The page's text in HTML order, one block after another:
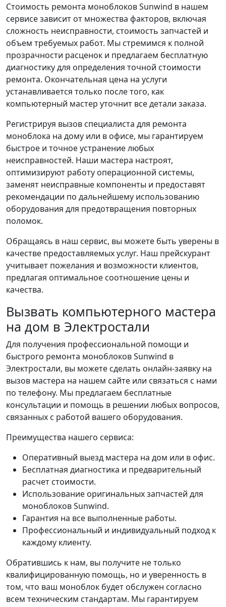
Стоимость ремонта моноблоков Sunwind в нашем
сервисе зависит от множества факторов, включая
сложность неисправности, стоимость запчастей и
объем требуемых работ. Мы стремимся к полной
прозрачности расценок и предлагаем бесплатную
диагностику для определения точной стоимости
ремонта. Окончательная цена на услуги
устанавливается только после того, как
компьютерный мастер уточнит все детали заказа.
Регистрируя вызов специалиста для ремонта
моноблока на дому или в офисе, мы гарантируем
быстрое и точное устранение любых
неисправностей. Наши мастера настроят,
оптимизируют работу операционной системы,
заменят неисправные компоненты и предоставят
рекомендации по дальнейшему использованию
оборудования для предотвращения повторных
поломок.
Обращаясь в наш сервис, вы можете быть уверены в
качестве предоставляемых услуг. Наш прейскурант
учитывает пожелания и возможности клиентов,
предлагая оптимальное соотношение цены и
качества.
Вызвать компьютерного мастера
на дом в Электростали
Для получения профессиональной помощи и
быстрого ремонта моноблоков Sunwind в
Электростали, вы можете сделать онлайн-заявку на
вызов мастера на нашем сайте или связаться с нами
по телефону. Мы предлагаем бесплатные
консультации и помощь в решении любых вопросов,
связанных с работой вашего оборудования.
Преимущества нашего сервиса:
Оперативный выезд мастера на дом или в офис.
Бесплатная диагностика и предварительный
расчет стоимости.
Использование оригинальных запчастей для
моноблоков Sunwind.
Гарантия на все выполненные работы.
Профессиональный и индивидуальный подход к
каждому клиенту.
Обратившись к нам, вы получите не только
квалифицированную помощь, но и уверенность в
том, что ваш моноблок будет обслужен согласно
всем техническим стандартам. Мы гарантируем